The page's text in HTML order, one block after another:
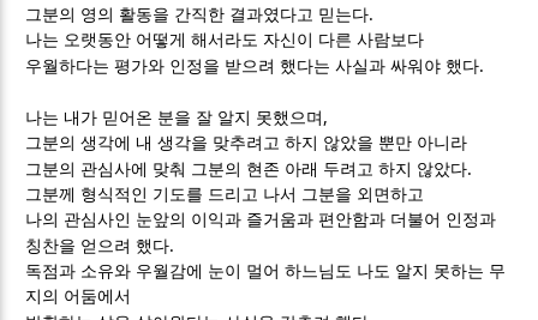
그분의 영의 활동을 간직한 결과였다고 믿는다.
나는 오랫동안 어떻게 해서라도 자신이 다른 사람보다
우월하다는 평가와 인정을 받으려 했다는 사실과 싸워야 했다.
나는 내가 믿어온 분을 잘 알지 못했으며 ,
그분의 생각에 내 생각을 맞추려고 하지 않았을 뿐만 아니라
그분의 관심사에 맞춰 그분의 현존 아래 두려고 하지 않았다.
그분께 형식적인 기도를 드리고 나서 그분을 외면하고
나의 관심사인 눈앞의 이익과 즐거움과 편안함과 더불어 인정과
칭찬을 얻으려 했다.
독점과 소유와 우월감에 눈이 멀어 하느님도 나도 알지 못하는 무
지의 어둠에서